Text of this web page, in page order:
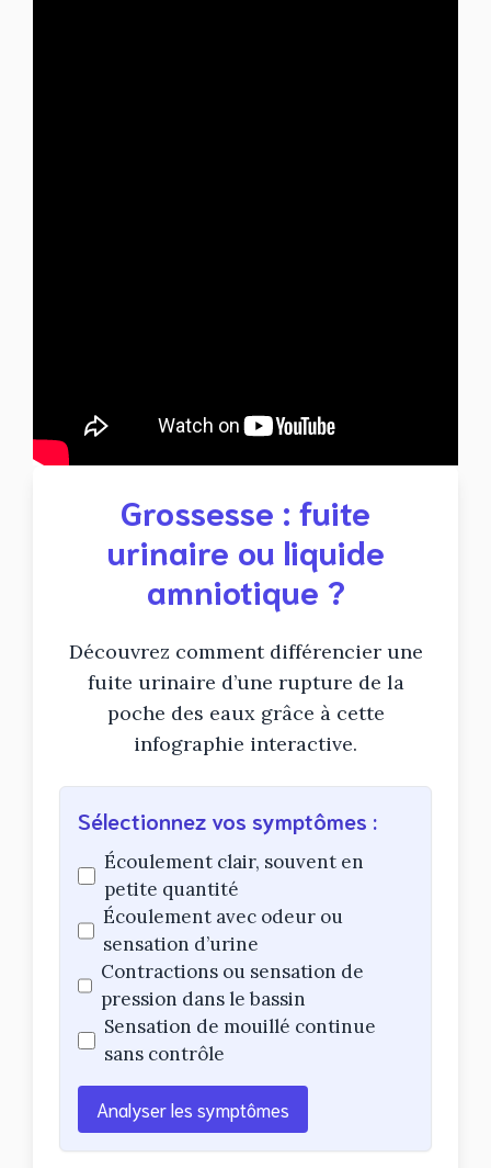
Grossesse : fuite
urinaire ou liquide
amniotique ?
Découvrez comment différencier une
fuite urinaire d’une rupture de la
poche des eaux grâce à cette
infographie interactive.
Sélectionnez vos symptômes :
Écoulement clair, souvent en
petite quantité
Écoulement avec odeur ou
sensation d’urine
Contractions ou sensation de
pression dans le bassin
Sensation de mouillé continue
sans contrôle
Analyser les symptômes